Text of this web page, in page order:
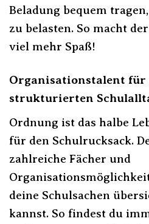
Beladung bequem
zu belasten. So macht
viel mehr Spaß!
Organisationstalent für
strukturierten
Ordnung ist das halbe
für den Schulrucksack.
zahlreiche Fächer und
deine Schulsachen
kannst. So findest du